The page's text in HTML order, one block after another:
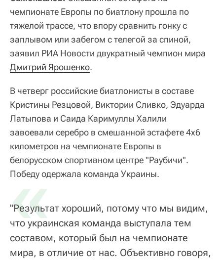
чемпионате Европы по биатлону прошла по
тяжелой трассе, что впору сравнить гонку с
заплывом или забегом с телегой за спиной,
заявил РИА Новости двукратный чемпион мира
Дмитрий Ярошенко.
В четверг российские биатлонисты в составе
Кристины Резцовой, Виктории Сливко, Эдуарда
Латыпова и Саида Каримуллы Халили
завоевали серебро в смешанной эстафете 4x6
километров на чемпионате Европы в
белорусском спортивном центре "Раубичи".
Победу одержала команда Украины.
«
"Результат хороший, потому что мы видим,
что украинская команда выступала тем
составом, который был на чемпионате
мира, в отличие от нас. Объективно говоря,